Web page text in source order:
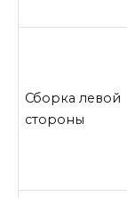
Сборка левой
стороны